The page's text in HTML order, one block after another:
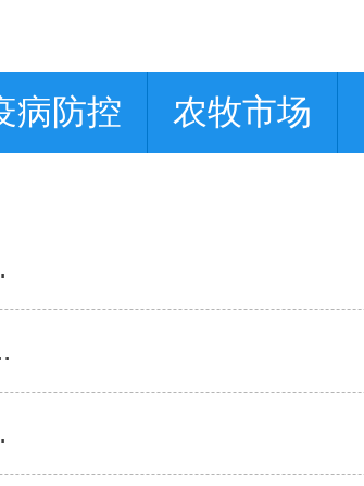
病防控 农牧市场